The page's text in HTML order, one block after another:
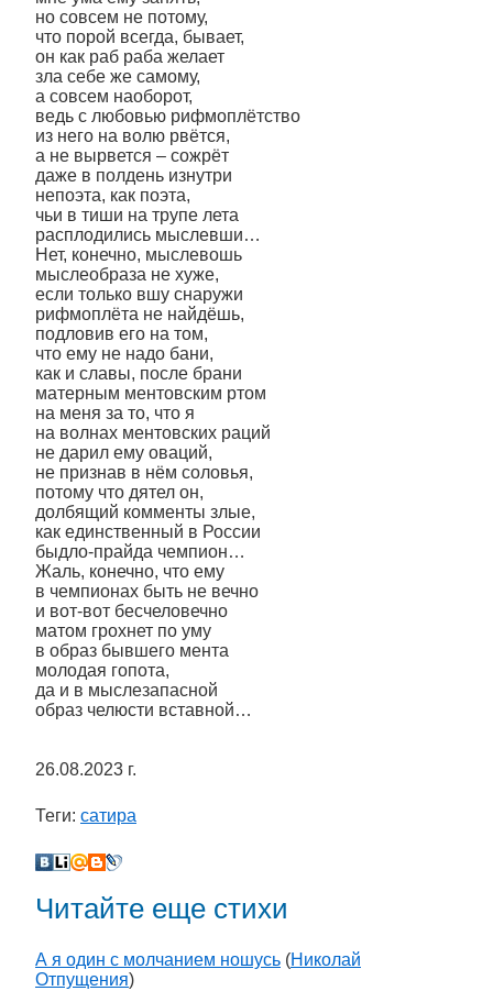
но совсем не потому,
что порой всегда, бывает,
он как раб раба желает
зла себе же самому,
а совсем наоборот,
ведь с любовью рифмоплётство
из него на волю рвётся,
а не вырвется – сожрёт
даже в полдень изнутри
непоэта, как поэта,
чьи в тиши на трупе лета
расплодились мыслевши…
Нет, конечно, мыслевошь
мыслеобраза не хуже,
если только вшу снаружи
рифмоплёта не найдёшь,
подловив его на том,
что ему не надо бани,
как и славы, после брани
матерным ментовским ртом
на меня за то, что я
на волнах ментовских раций
не дарил ему оваций,
не признав в нём соловья,
потому что дятел он,
долбящий комменты злые,
как единственный в России
быдло-прайда чемпион…
Жаль, конечно, что ему
в чемпионах быть не вечно
и вот-вот бесчеловечно
матом грохнет по уму
в образ бывшего мента
молодая гопота,
да и в мыслезапасной
образ челюсти вставной…
26.08.2023 г.
Теги: сатира
Читайте еще стихи
А я один с молчанием ношусь (Николай
Отпущения)